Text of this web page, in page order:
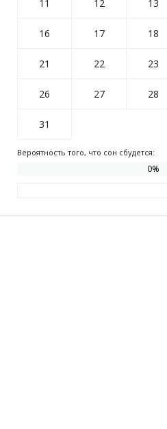
11 12 13
16 17 18
21 22 23
26 27 28
31
Вероятность того, что сон сбудется:
0%